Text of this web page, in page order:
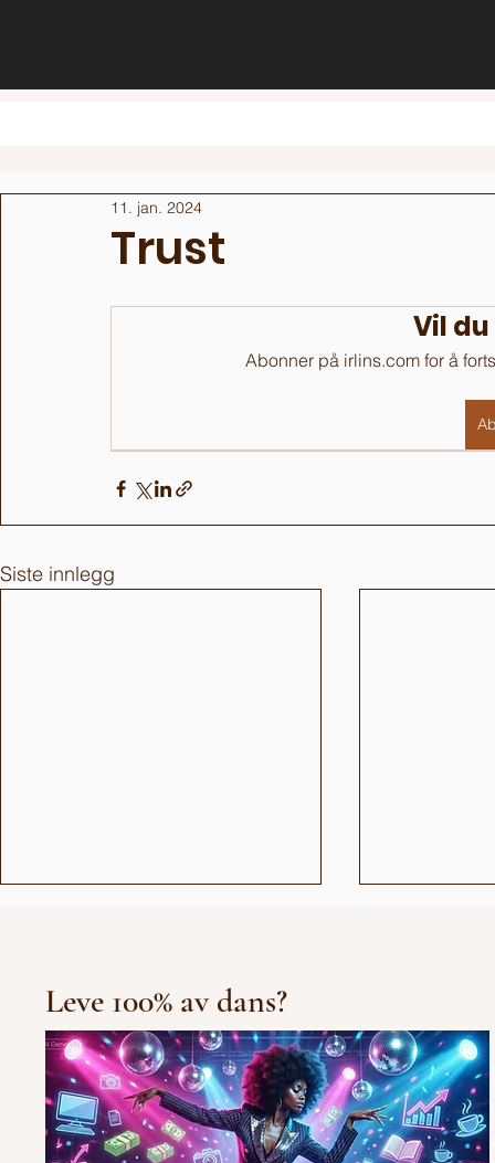
Trust
11. jan. 2024
Vil
Abonner på irlins.com for å
Siste innlegg
Fresh new set choreo
10/10/10
Leve 100% av dans?